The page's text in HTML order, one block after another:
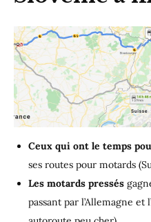
Ceux qui ont le temps
ses routes pour motards
Les motards pressés
passant par l’Allemagne et